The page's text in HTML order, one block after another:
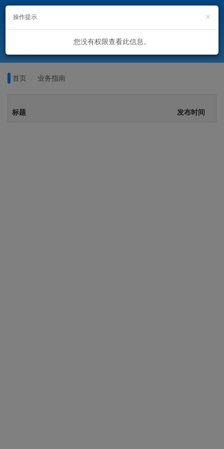
首页 业务指南
标题 发布时间
×
操作提示
您没有权限查看此信息。